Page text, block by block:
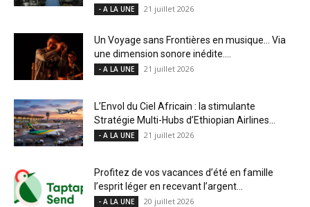
- A LA UNE 21 juillet 2026
Un Voyage sans Frontières en musique… Via
une dimension sonore inédite....
- A LA UNE 21 juillet 2026
L’Envol du Ciel Africain : la stimulante
Stratégie Multi-Hubs d’Ethiopian Airlines...
- A LA UNE 21 juillet 2026
Profitez de vos vacances d’été en famille
l’esprit léger en recevant l’argent...
- A LA UNE 20 juillet 2026